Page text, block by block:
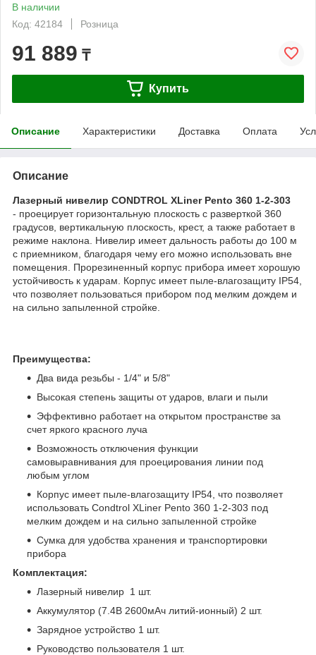
В наличии
Код: 42184
Розница
91 889 ₸
Купить
Описание Характеристики Доставка Оплата
Описание
Лазерный нивелир CONDTROL XLiner Pento 360 1-2-303
- проецирует горизонтальную плоскость с разверткой 360
градусов, вертикальную плоскость, крест, а также работает в
режиме наклона. Нивелир имеет дальность работы до 100 м
с приемником, благодаря чему его можно использовать вне
помещения. Прорезиненный корпус прибора имеет хорошую
устойчивость к ударам. Корпус имеет пыле-влагозащиту IP54,
что позволяет пользоваться прибором под мелким дождем и
на сильно запыленной стройке.
Преимущества:
Два вида резьбы - 1/4" и 5/8"
Высокая степень защиты от ударов, влаги и пыли
Эффективно работает на открытом пространстве за
счет яркого красного луча
Возможность отключения функции
самовыравнивания для проецирования линии под
любым углом
Корпус имеет пыле-влагозащиту IP54, что позволяет
использовать Condtrol XLiner Pento 360 1-2-303 под
мелким дождем и на сильно запыленной стройке
Сумка для удобства хранения и транспортировки
прибора
Комплектация:
Лазерный нивелир 1 шт.
Аккумулятор (7.4В 2600мАч литий-ионный) 2 шт.
Зарядное устройство 1 шт.
Руководство пользователя 1 шт.